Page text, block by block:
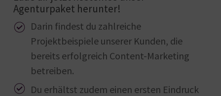
Agenturpaket herunter!
Darin findest du zahlreiche
Projektbeispiele unserer Kunden, die
bereits erfolgreich Content-Marketing
betreiben.
Du erhältst zudem einen ersten Eindruck